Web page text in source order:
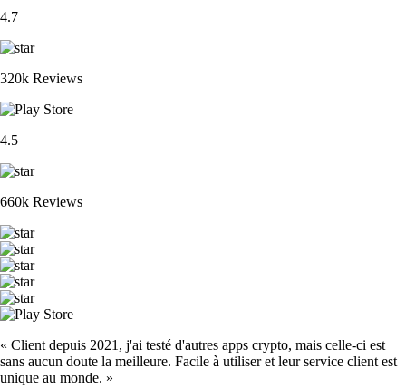
4.7
320k Reviews
4.5
660k Reviews
« Client depuis 2021, j'ai testé d'autres apps crypto, mais celle-ci est
sans aucun doute la meilleure. Facile à utiliser et leur service client est
unique au monde. »